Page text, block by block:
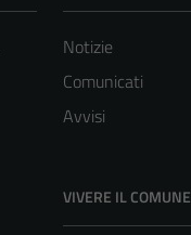
Notizie
Comunicati
Avvisi
VIVERE IL COMUNE